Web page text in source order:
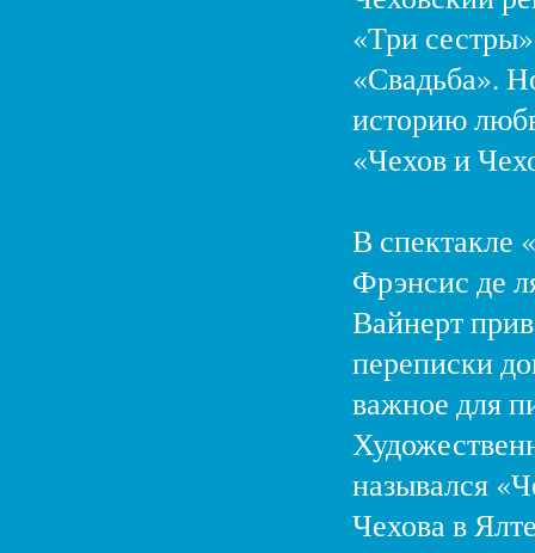
«Три
«Свадьба».
историю
«Чехов и
В спектакле
Фрэнсис де
Вайнерт
переписки
важное для
назывался
Чехова в